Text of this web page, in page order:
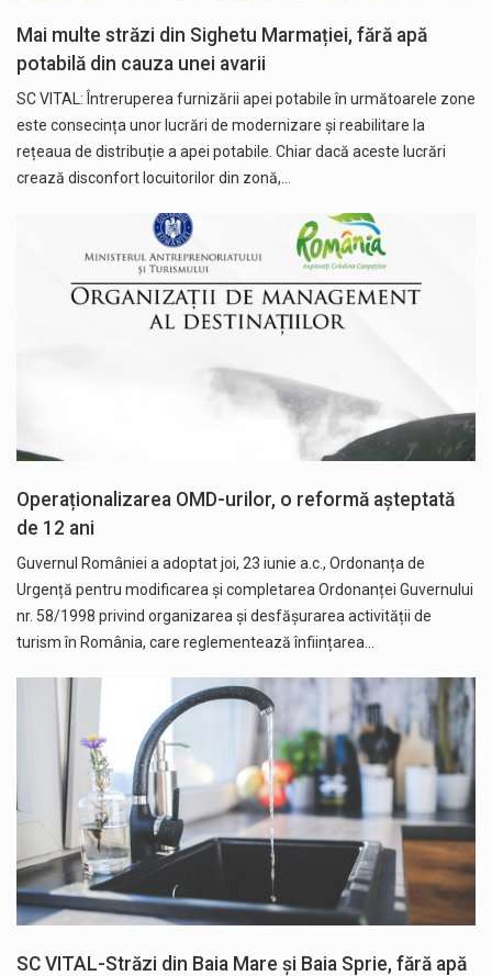
Mai multe străzi din Sighetu Marmației, fără apă
potabilă din cauza unei avarii
SC VITAL: Întreruperea furnizării apei potabile în următoarele zone
este consecința unor lucrări de modernizare și reabilitare la
rețeaua de distribuție a apei potabile. Chiar dacă aceste lucrări
crează disconfort locuitorilor din zonă,…
Operaționalizarea OMD-urilor, o reformă așteptată
de 12 ani
Guvernul României a adoptat joi, 23 iunie a.c., Ordonanța de
Urgență pentru modificarea și completarea Ordonanței Guvernului
nr. 58/1998 privind organizarea și desfășurarea activității de
turism în România, care reglementează înființarea…
SC VITAL-Străzi din Baia Mare și Baia Sprie, fără apă